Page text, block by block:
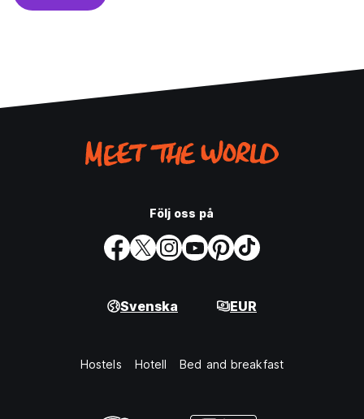
Följ oss på
Svenska EUR
Hostels Hotell Bed and breakfast